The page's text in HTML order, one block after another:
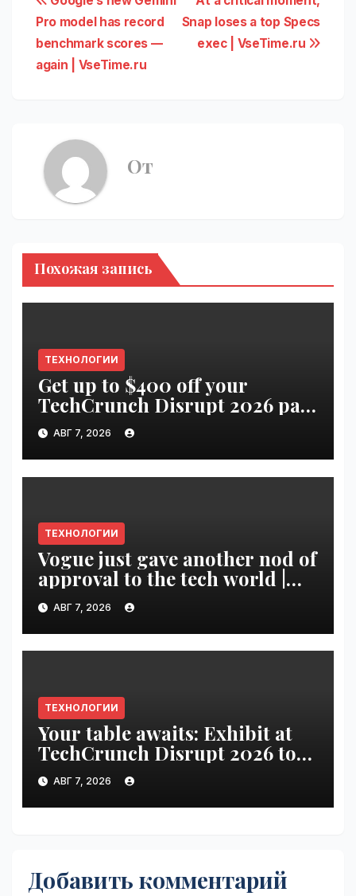
по
записям
Snap loses a top Specs
exec | VseTime.ru
Pro model has record
benchmark scores —
again | VseTime.ru
От
Похожая запись
ТЕХНОЛОГИИ
Get up to $400 off your
TechCrunch Disrupt 2026 pass
until tomorrow | VseTime.ru
АВГ 7, 2026
ТЕХНОЛОГИИ
Vogue just gave another nod of
approval to the tech world |
VseTime.ru
АВГ 7, 2026
ТЕХНОЛОГИИ
Your table awaits: Exhibit at
TechCrunch Disrupt 2026 to
be seen by thousands |
VseTime.ru
АВГ 7, 2026
Добавить комментарий